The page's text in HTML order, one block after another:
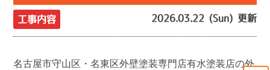
工事内容 2026.03.22 (Sun) 更新
名古屋市守山区・名東区外壁塗装専門店有水塗装店の外